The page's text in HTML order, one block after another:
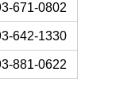
671-0802
642-1330
881-0622